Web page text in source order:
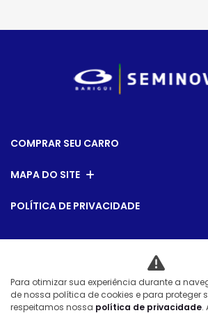
COMPRAR SEU CARRO
MAPA DO SITE
POLÍTICA DE PRIVACIDADE
Desacelere. Seu bem maior é a
Para otimizar sua experiência durante a
de nossa política de cookies e para proteger
respeitamos nossa política de privacidade.